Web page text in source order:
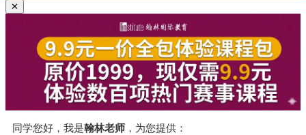
✕
同学您好，我是翰林老师 ，为您提供：